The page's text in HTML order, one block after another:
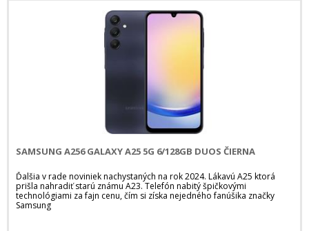
SAMSUNG A256 GALAXY A25 5G 6/128GB DUOS ČIERNA
Ďalšia v rade noviniek nachystaných na rok 2024. Lákavú A25 ktorá
prišla nahradiť starú známu A23. Telefón nabitý špičkovými
technológiami za fajn cenu, čím si získa nejedného fanúšika značky
Samsung